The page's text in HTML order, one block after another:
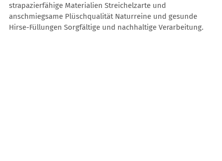
strapazierfähige Materialien Streichelzarte und
anschmiegsame Plüschqualität Naturreine und gesunde
Hirse-Füllungen Sorgfältige und nachhaltige Verarbeitung.